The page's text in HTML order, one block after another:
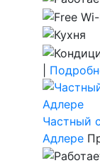
Частный
Адлере